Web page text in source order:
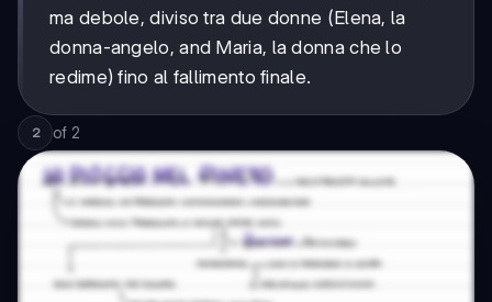
ma debole, diviso tra due donne (Elena, la
donna-angelo, and Maria, la donna che lo
redime) fino al fallimento finale.
2 of 2